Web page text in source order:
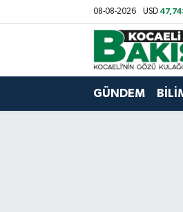
08-08-2026 USD
GÜNDEM
Kocaeli Nöbetçi
Kocaeli Hava Durumu